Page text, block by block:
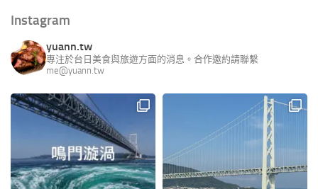
Instagram
yuann.tw
專注於台日美食與旅遊方面的消息。合作邀約請聯繫
me@yuann.tw